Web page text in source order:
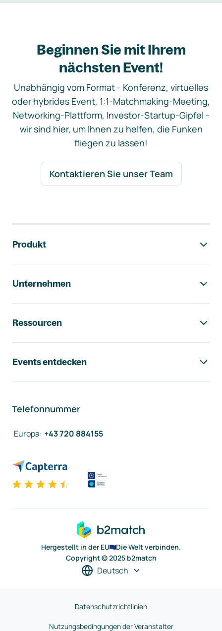
Beginnen Sie mit Ihrem
nächsten Event!
Unabhängig vom Format - Konferenz, virtuelles
oder hybrides Event, 1:1-Matchmaking-Meeting,
Networking-Plattform, Investor-Startup-Gipfel -
wir sind hier, um Ihnen zu helfen, die Funken
fliegen zu lassen!
Kontaktieren Sie unser Team
Produkt
Unternehmen
Ressourcen
Events entdecken
Telefonnummer
Europa: +43 720 884155
Hergestellt in der EU
Die Welt verbinden.
Copyright © 2025 b2match
Deutsch
Datenschutzrichtlinien
Nutzungsbedingungen der Veranstalter